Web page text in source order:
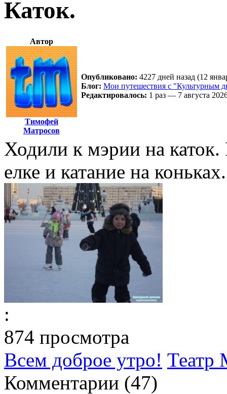
Каток.
Автор
Тимофей
Матросов
Опубликовано: 4227 дней назад (12
Блог: Мои путешествия с "Культурным
Редактировалось: 1 раз — 7 августа
Ходили к мэрии на
елке и катание на
:
874 просмотра
Всем доброе утро! Театр
Комментарии (47)